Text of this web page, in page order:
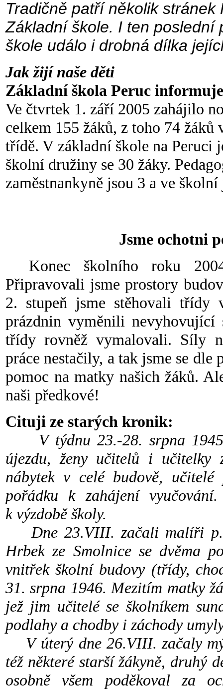
Tradičně patří několik
Základní škole. I ten poslední
škole událo i drobná dílka
Jak žijí naše děti
Základní škola Peruc
Ve čtvrtek 1. září 2005 zahájilo
celkem 155 žáků, z toho 74
třídě. V základní škole na Peruci
školní družiny se 30 žáky.
zaměstnankyně jsou 3 a ve
Jsme ochotni
Konec školního roku
Připravovali jsme prostory
2. stupeň jsme stěhovali třídy
prázdnin vyměnili
třídy rovněž vymalovali. Síly
práce nestačily, a tak jsme se
pomoc na matky našich žáků.
naši předkové!
Cituji ze starých kronik:
V týdnu 23.-28. srpna
újezdu, ženy učitelů i učitelky
nábytek v celé budově,
pořádku k zahájení
k výzdobě školy.
Dne 23.VIII. začali malíři
Hrbek ze Smolnice se dvěma
vnitřek školní budovy (třídy,
31. srpna 1946. Mezitím matky
jež jim učitelé se školníkem
podlahy a chodby i záchody
V úterý dne 26.VIII. začaly
též některé starší žákyně, druhý
osobně všem poděkoval za